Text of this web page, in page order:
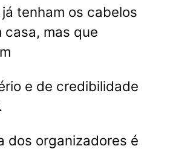
tenham os cabelos
casa, mas que
e de credibilidade
dos organizadores é